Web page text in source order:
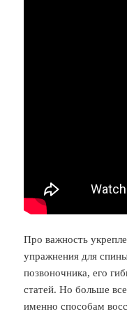
Про важность
упражнения для
позвоночника, его
статей. Но больше
именно способам